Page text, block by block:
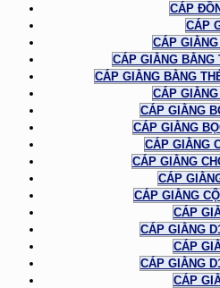
CÁP
CÁP
CÁP
CÁP GIẰNG BẰNG
CÁP GIẰNG BẰNG
CÁP
CÁP GIẰNG
CÁP GIẰNG
CÁP GIẰNG
CÁP GIẰNG
CÁP
CÁP GIẰNG
CÁP
CÁP GIẰNG
CÁP
CÁP GIẰNG
CÁP